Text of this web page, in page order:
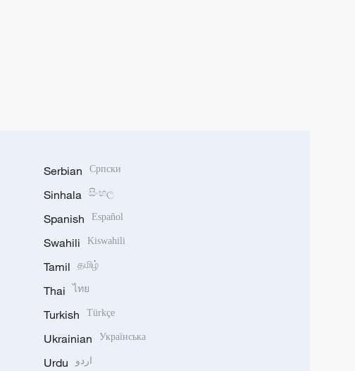
Serbian Српски
Sinhala සිංහල
Spanish Español
Swahili Kiswahili
Tamil தமிழ்
Thai ไทย
Turkish Türkçe
Ukrainian Українська
Urdu اردو